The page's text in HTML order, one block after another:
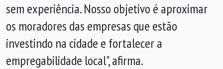
sem experiência. Nosso objetivo é aproximar
os moradores das empresas que estão
investindo na cidade e fortalecer a
empregabilidade local", afirma.